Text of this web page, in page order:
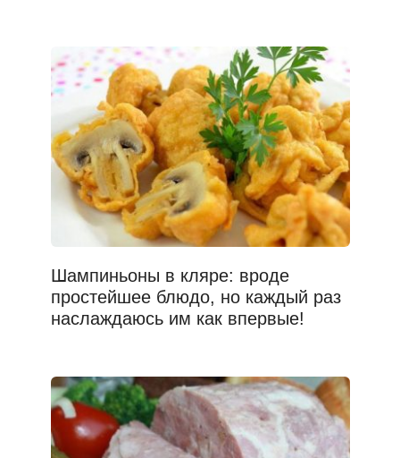
Шампиньоны в кляре: вроде
простейшее блюдо, но каждый раз
наслаждаюсь им как впервые!